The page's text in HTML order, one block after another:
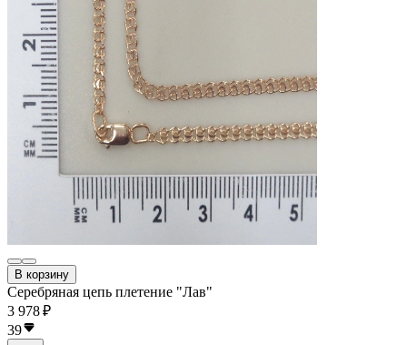
В корзину
Серебряная цепь плетение "Лав"
3 978 ₽
39